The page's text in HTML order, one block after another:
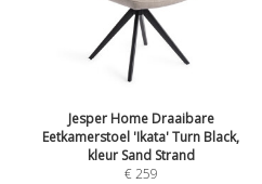
Jesper Home Draaibare
Eetkamerstoel 'Ikata' Turn Black,
kleur Sand Strand
€259